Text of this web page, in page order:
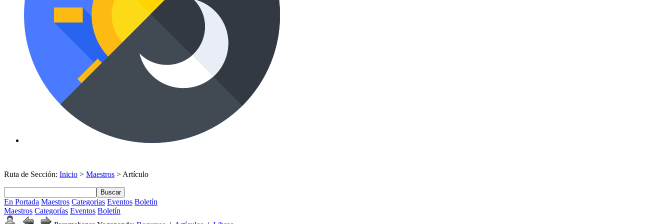
Ruta de Sección: Inicio > Maestros > Artículo
Buscar
En Portada Maestros Categorias Eventos Boletín
Maestros Categorías Eventos Boletín